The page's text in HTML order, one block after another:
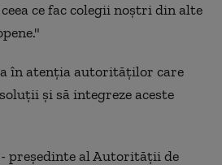
ce fac colegii noștri din alte
în atenția autorităților care
și să integreze aceste
președinte al Autorității de